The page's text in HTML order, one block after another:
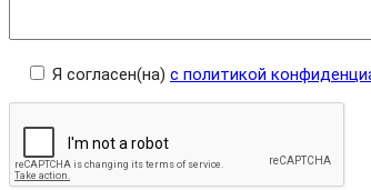
Я согласен(на) с политикой